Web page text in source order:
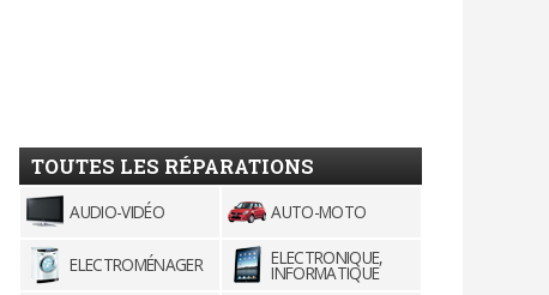
TOUTES LES RÉPARATIONS
AUDIO-VIDÉO AUTO-MOTO
ELECTROMÉNAGER ELECTRONIQUE,
INFORMATIQUE